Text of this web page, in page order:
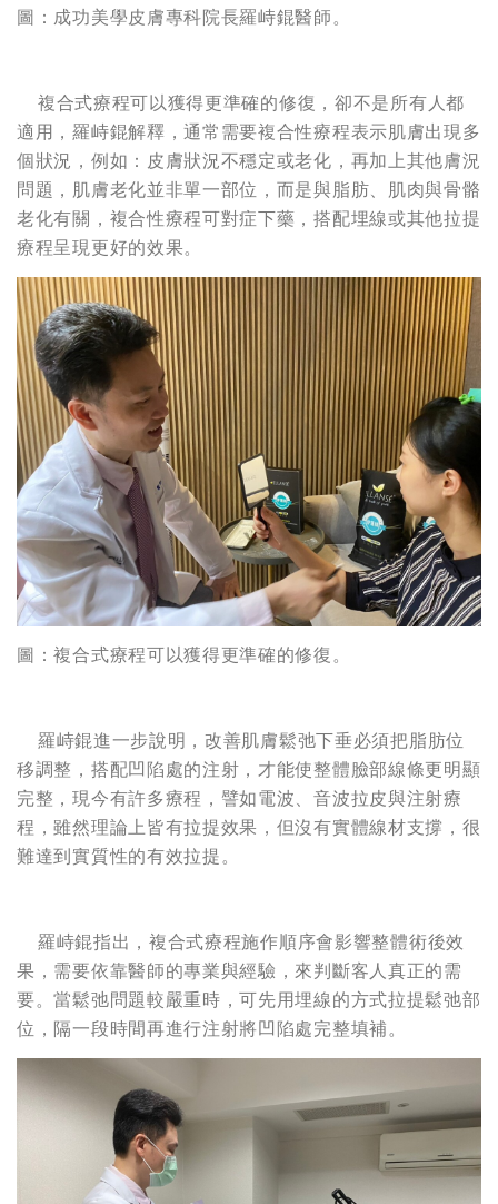
圖：成功美學皮膚專科院長羅峙錕醫師。
複合式療程可以獲得更準確的修復，卻不是所有人都
適用，羅峙錕解釋，通常需要複合性療程表示肌膚出現多
個狀況，例如：皮膚狀況不穩定或老化，再加上其他膚況
問題，肌膚老化並非單一部位，而是與脂肪、肌肉與骨骼
老化有關，複合性療程可對症下藥，搭配埋線或其他拉提
療程呈現更好的效果。
圖：複合式療程可以獲得更準確的修復。
羅峙錕進一步說明，改善肌膚鬆弛下垂必須把脂肪位
移調整，搭配凹陷處的注射，才能使整體臉部線條更明顯
完整，現今有許多療程，譬如電波、音波拉皮與注射療
程，雖然理論上皆有拉提效果，但沒有實體線材支撐，很
難達到實質性的有效拉提。
羅峙錕指出，複合式療程施作順序會影響整體術後效
果，需要依靠醫師的專業與經驗，來判斷客人真正的需
要。當鬆弛問題較嚴重時，可先用埋線的方式拉提鬆弛部
位，隔一段時間再進行注射將凹陷處完整填補。